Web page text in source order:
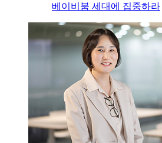
베이비붐 세대에 집중하라